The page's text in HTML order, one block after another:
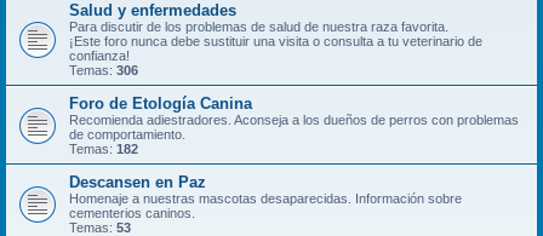
Salud y enfermedades
Para discutir de los problemas de salud de nuestra raza favorita.
¡Este foro nunca debe sustituir una visita o consulta a tu veterinario de
confianza!
Temas: 306
Foro de Etología Canina
Recomienda adiestradores. Aconseja a los dueños de perros con problemas
de comportamiento.
Temas: 182
Descansen en Paz
Homenaje a nuestras mascotas desaparecidas. Información sobre
cementerios caninos.
Temas: 53